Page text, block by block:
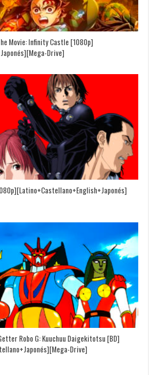
Movie: Infinity Castle [1080p]
Drive]
Robo G: Kuuchuu Daigekitotsu [BD]
Drive]